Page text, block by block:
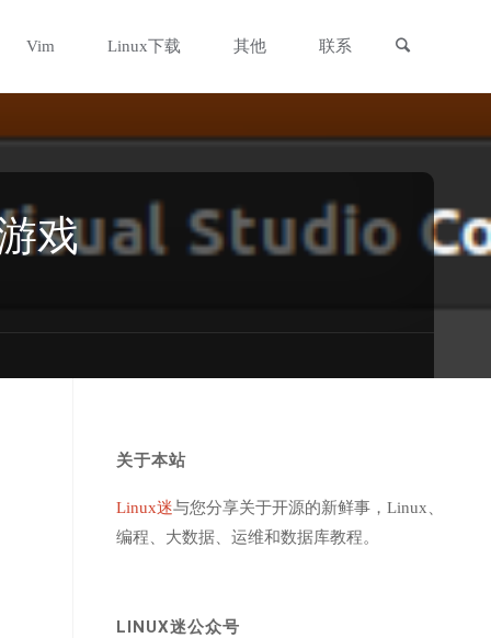
Vim Linux下载 其他 联系
戏
关于本站
Linux迷与您分享关于开源的新鲜事，Linux、
编程、大数据、运维和数据库教程。
LINUX迷公众号